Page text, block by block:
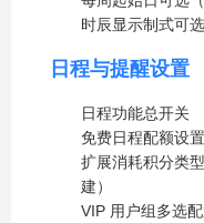
时辰显示制式可
日程与提醒设置
日程功能总开关
免费日程配额设置
扩展消耗积分类
建）
VIP 用户组多选